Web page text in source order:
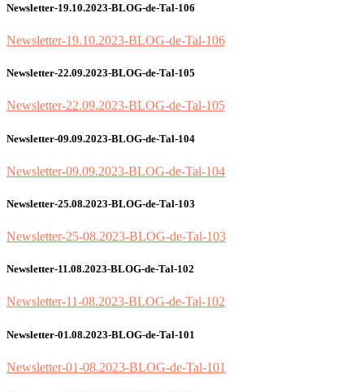
Newsletter-19.10.2023-BLOG-de-Tal-106
Newsletter-19.10.2023-BLOG-de-Tal-106
Newsletter-22.09.2023-BLOG-de-Tal-105
Newsletter-22.09.2023-BLOG-de-Tal-105
Newsletter-09.09.2023-BLOG-de-Tal-104
Newsletter-09.09.2023-BLOG-de-Tal-104
Newsletter-25.08.2023-BLOG-de-Tal-103
Newsletter-25-08.2023-BLOG-de-Tal-103
Newsletter-11.08.2023-BLOG-de-Tal-102
Newsletter-11-08.2023-BLOG-de-Tal-102
Newsletter-01.08.2023-BLOG-de-Tal-101
Newsletter-01-08.2023-BLOG-de-Tal-101